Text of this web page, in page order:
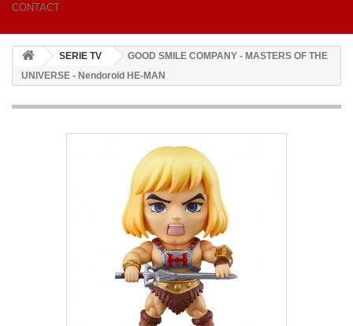
CONTACT
SERIE TV
GOOD SMILE COMPANY - MASTERS OF THE
UNIVERSE - Nendoroid HE-MAN